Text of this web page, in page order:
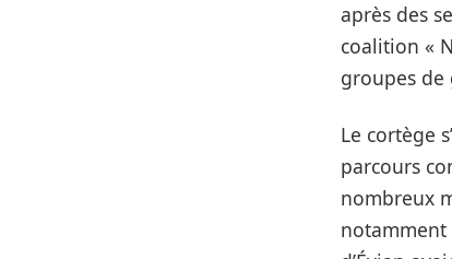
après des
coalition «
groupes de
Le cortège
parcours
nombreux
notamment